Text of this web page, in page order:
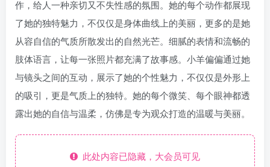
作，给人一种亲切又不失性感的氛围。她的每个动作都展现
了她的独特魅力，不仅仅是身体曲线上的美丽，更多的是她
从容自信的气质所散发出的自然光芒。细腻的表情和流畅的
肢体语言，让每一张照片都充满了故事感。小羊偏偏通过她
与镜头之间的互动，展示了她的个性魅力，不仅仅是外形上
的吸引，更是气质上的独特。她的每个微笑、每个眼神都透
露出她的自信与温柔，仿佛是专为观众打造的温暖与美丽。
此处内容已隐藏，大会员可见